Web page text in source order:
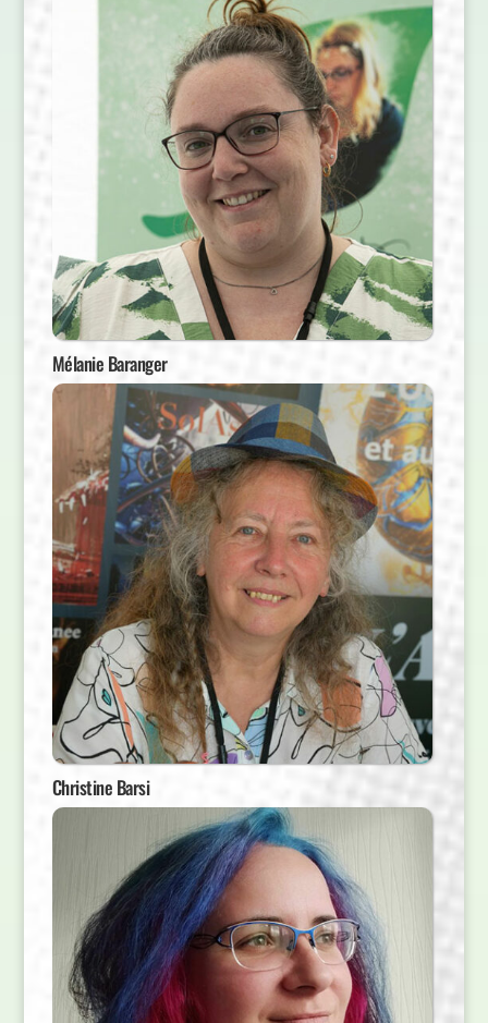
Mélanie Baranger
Christine Barsi